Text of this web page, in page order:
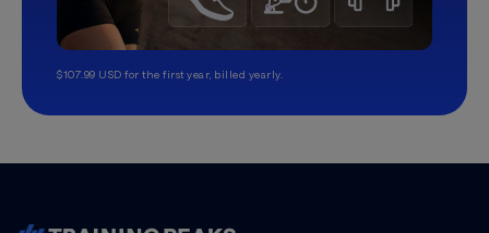
$107.99 USD for the first year, billed yearly.